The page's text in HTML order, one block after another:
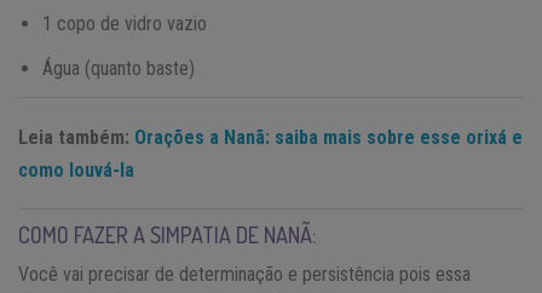
1 copo de vidro vazio
Água (quanto baste)
Leia também: Orações a Nanã: saiba mais sobre esse orixá e
como louvá-la
COMO FAZER A SIMPATIA DE NANÃ:
Você vai precisar de determinação e persistência pois essa